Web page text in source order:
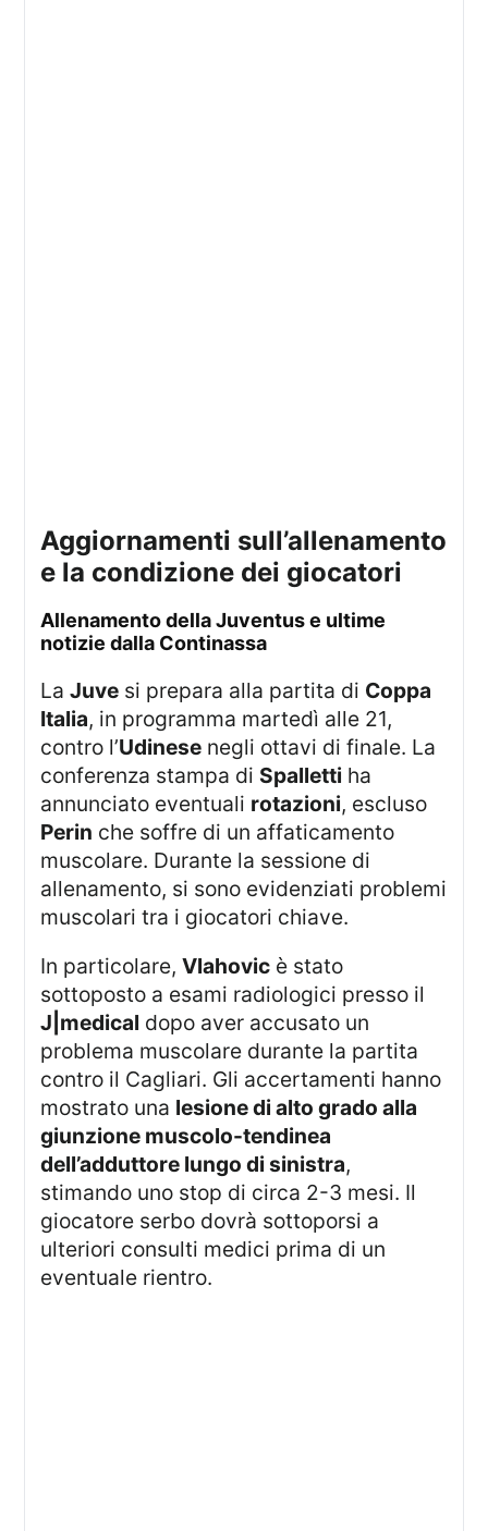
aggiornamenti sull’allenamento
e la condizione dei giocatori
allenamento della Juventus e ultime
notizie dalla Continassa
LaJuve si prepara alla partita di Coppa
Italia, in programma martedì alle 21,
contro l’Udinese negli ottavi di finale. La
conferenza stampa di Spalletti ha
annunciato eventuali rotazioni, escluso
Perin che soffre di un affaticamento
muscolare. Durante la sessione di
allenamento, si sono evidenziati problemi
muscolari tra i giocatori chiave.
In particolare,Vlahovic è stato
sottoposto a esami radiologici presso il
J|medical dopo aver accusato un
problema muscolare durante la partita
contro il Cagliari. Gli accertamenti hanno
mostrato una lesione di alto grado alla
giunzione muscolo-tendinea
dell’adduttore lungo di sinistra,
stimando uno stop di circa 2-3 mesi. Il
giocatore serbo dovrà sottoporsi a
ulteriori consulti medici prima di un
eventuale rientro.